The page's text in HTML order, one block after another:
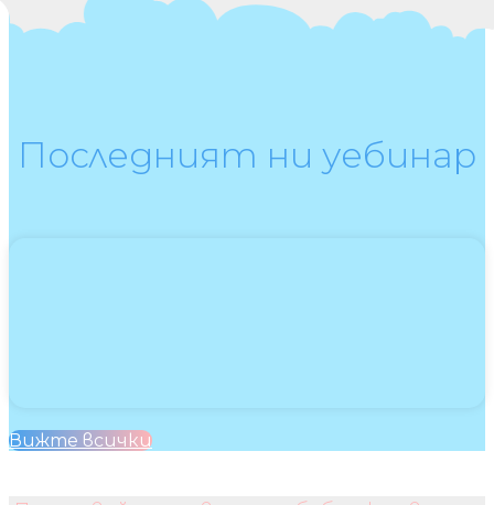
Последният ни уебинар
Вижте всички